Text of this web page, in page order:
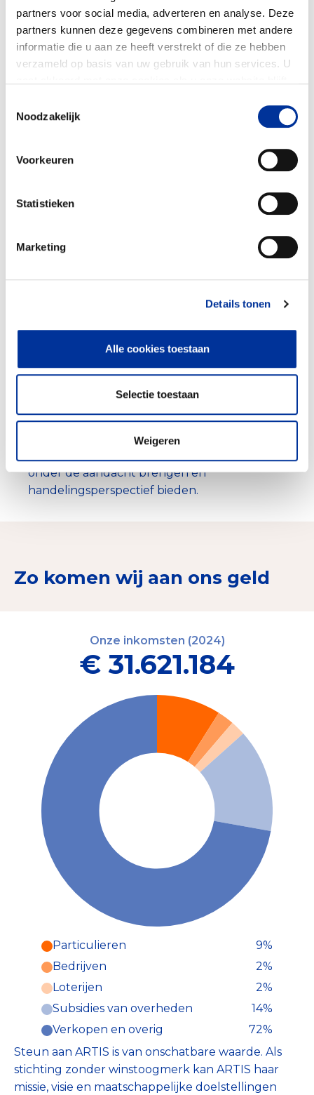
partners voor social media, adverteren en analyse. Deze
partners kunnen deze gegevens combineren met andere
informatie die u aan ze heeft verstrekt of die ze hebben
verzameld op basis van uw gebruik van hun services. U
Noodzakelijk
Voorkeuren
Statistieken
Marketing
Details tonen
Alle cookies toestaan
Selectie toestaan
Weigeren
Recreatie, ontspanning en
100%
stimuleren en inspireren verantwoord om te
gaan met natuur door educatieve programma’s
o.b.v. ruim 700 bomen, 200 plant- en 545
buitenland door programma’s voor bedreigde
dier-, bomen- en plantensoorten.
ARTIS-Academie met verdiepende activiteiten
natuur en cultuur en onze eigen relatie met
natuur.
D.m.v. bebording, speurtochten en
onder de aandacht brengen en
handelingsperspectief bieden.
Zo komen wij aan ons geld
Onze inkomsten (2024)
€ 31.621.184
Particulieren (9%)
Deze inkomsten zijn als volgt
onderverdeeld:
Particulieren
9%
Bedrijven
2%
Loterijen
2%
Subsidies van overheden
14%
Verkopen en overig
72%
Steun aan ARTIS is van onschatbare waarde. Als
stichting zonder winstoogmerk kan ARTIS haar
missie, visie en maatschappelijke doelstellingen